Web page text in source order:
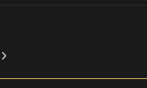
carousel slide
carousel slide